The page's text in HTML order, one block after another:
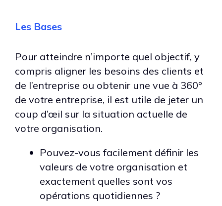
Les Bases
Pour atteindre n’importe quel objectif, y
compris aligner les besoins des clients et
de l’entreprise ou obtenir une vue à 360°
de votre entreprise, il est utile de jeter un
coup d’œil sur la situation actuelle de
votre organisation.
Pouvez-vous facilement définir les
valeurs de votre organisation et
exactement quelles sont vos
opérations quotidiennes ?